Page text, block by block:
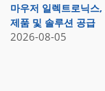
마우저 일렉트로닉스
제품 및 솔루션 공급
2026-08-05